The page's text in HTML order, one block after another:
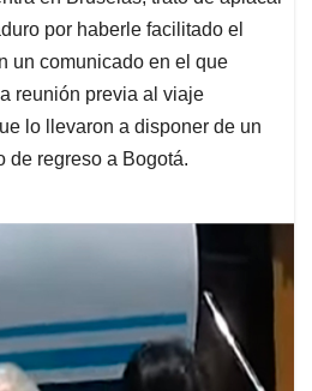
por haberle facilitado el
un comunicado en el que
reunión previa al viaje
lo llevaron a disponer de un
de regreso a Bogotá.